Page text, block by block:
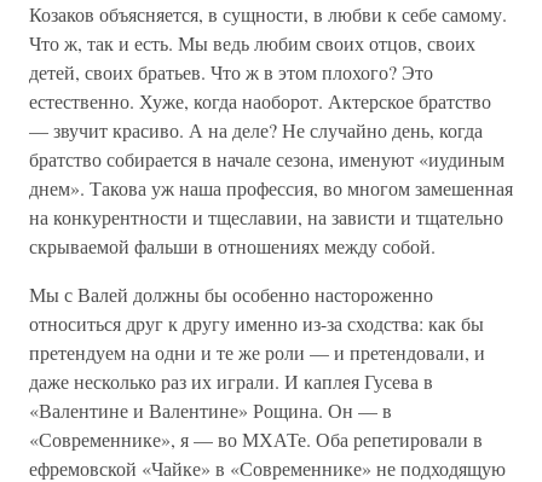
Козаков объясняется, в сущности, в любви к себе самому.
Что ж, так и есть. Мы ведь любим своих отцов, своих
детей, своих братьев. Что ж в этом плохого? Это
естественно. Хуже, когда наоборот. Актерское братство
— звучит красиво. А на деле? Не случайно день, когда
братство собирается в начале сезона, именуют «иудиным
днем». Такова уж наша профессия, во многом замешенная
на конкурентности и тщеславии, на зависти и тщательно
скрываемой фальши в отношениях между собой.
Мы с Валей должны бы особенно настороженно
относиться друг к другу именно из-за сходства: как бы
претендуем на одни и те же роли — и претендовали, и
даже несколько раз их играли. И каплея Гусева в
«Валентине и Валентине» Рощина. Он — в
«Современнике», я — во МХАТе. Оба репетировали в
ефремовской «Чайке» в «Современнике» не подходящую